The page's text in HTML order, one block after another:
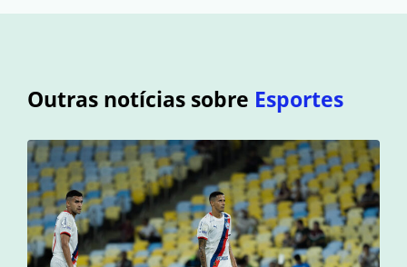
Outras notícias sobre Esportes